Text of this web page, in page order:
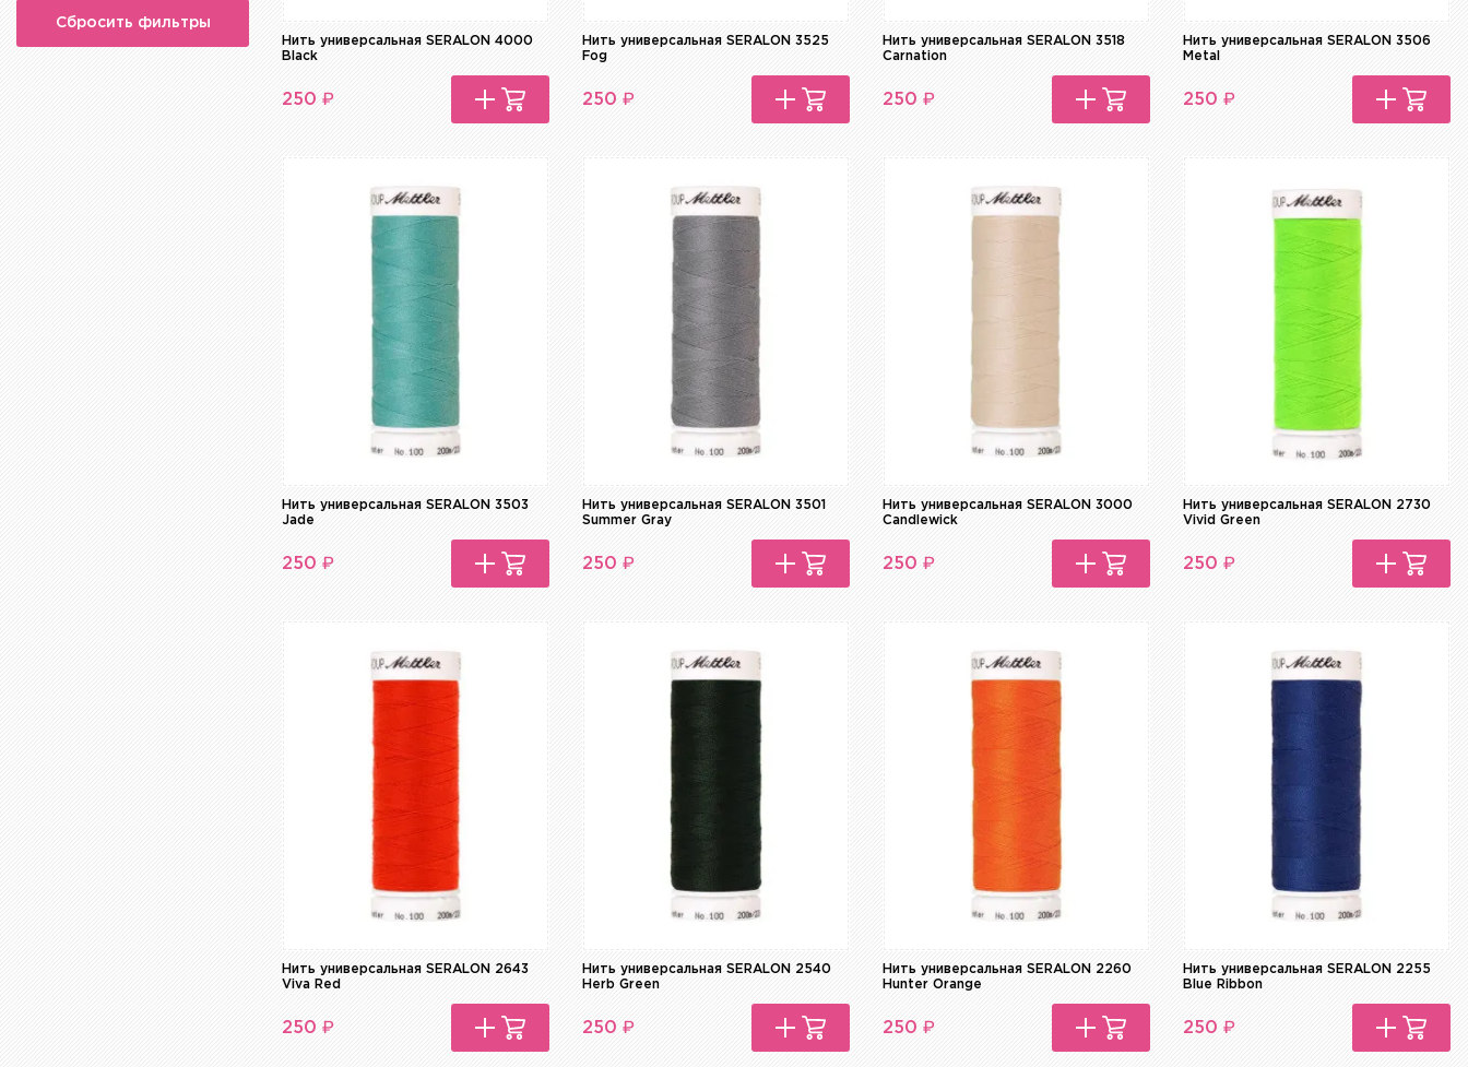
Золотой
Сбросить фильтры
Нить универсальная SERALON 4000
Black
250₽
Нить универсальная SERALON 3525
Fog
250₽
Нить универсальная SERALON 3518
Carnation
250₽
Нить универсальная SERALON 3506
Metal
250₽
Нить универсальная SERALON 3503
Jade
250₽
Нить универсальная SERALON 3501
Summer Gray
250₽
Нить универсальная SERALON 3000
Candlewick
250₽
Нить универсальная SERALON 2730
Vivid Green
250₽
Нить универсальная SERALON 2643
Viva Red
250₽
Нить универсальная SERALON 2540
Herb Green
250₽
Нить универсальная SERALON 2260
Hunter Orange
250₽
Нить универсальная SERALON 2255
Blue Ribbon
250₽